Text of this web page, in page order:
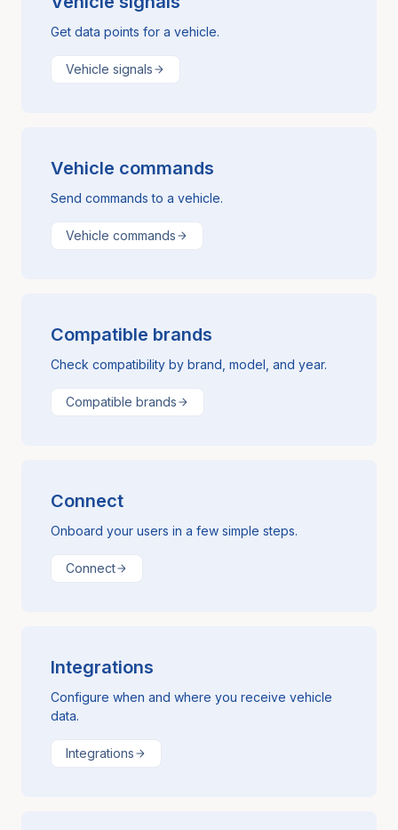
Get data points for a vehicle.
Vehicle signals
Vehicle commands
Send commands to a vehicle.
Vehicle commands
Compatible brands
Check compatibility by brand, model, and year.
Compatible brands
Connect
Onboard your users in a few simple steps.
Connect
Integrations
Configure when and where you receive vehicle
data.
Integrations